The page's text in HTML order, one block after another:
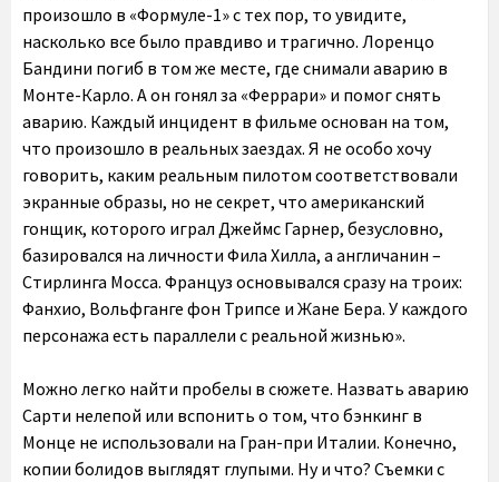
произошло в «Формуле-1» с тех пор, то увидите,
насколько все было правдиво и трагично. Лоренцо
Бандини погиб в том же месте, где снимали аварию в
Монте-Карло. А он гонял за «Феррари» и помог снять
аварию. Каждый инцидент в фильме основан на том,
что произошло в реальных заездах. Я не особо хочу
говорить, каким реальным пилотом соответствовали
экранные образы, но не секрет, что американский
гонщик, которого играл Джеймс Гарнер, безусловно,
базировался на личности Фила Хилла, а англичанин –
Стирлинга Мосса. Француз основывался сразу на троих:
Фанхио, Вольфганге фон Трипсе и Жане Бера. У каждого
персонажа есть параллели с реальной жизнью».
Можно легко найти пробелы в сюжете. Назвать аварию
Сарти нелепой или вспонить о том, что бэнкинг в
Монце не использовали на Гран-при Италии. Конечно,
копии болидов выглядят глупыми. Ну и что? Съемки с